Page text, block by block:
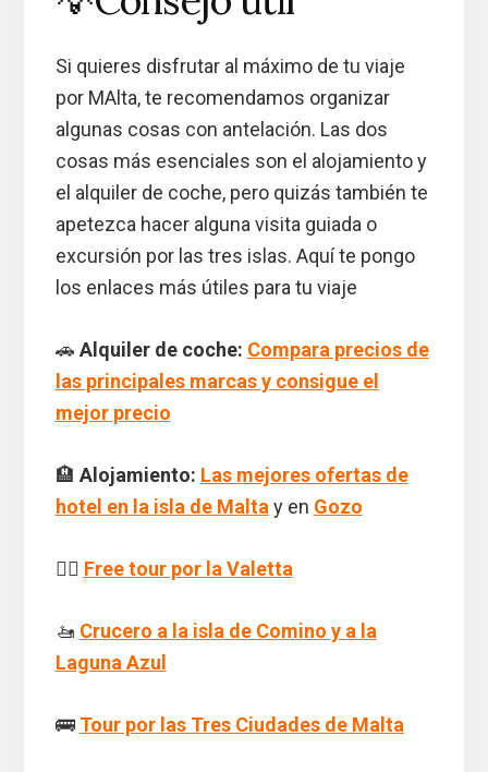
Si quieres disfrutar al máximo de tu viaje
por MAlta, te recomendamos organizar
algunas cosas con antelación. Las dos
cosas más esenciales son el alojamiento y
el alquiler de coche, pero quizás también te
apetezca hacer alguna visita guiada o
excursión por las tres islas. Aquí te pongo
los enlaces más útiles para tu viaje
🚗 Alquiler de coche: Compara precios de
las principales marcas y consigue el
mejor precio
🏨 Alojamiento: Las mejores ofertas de
hotel en la isla de Maltay en Gozo
🚶‍♂️ Free tour por la Valetta
🚤 Crucero a la isla de Comino y a la
Laguna Azul
🚌 Tour por las Tres Ciudades de Malta